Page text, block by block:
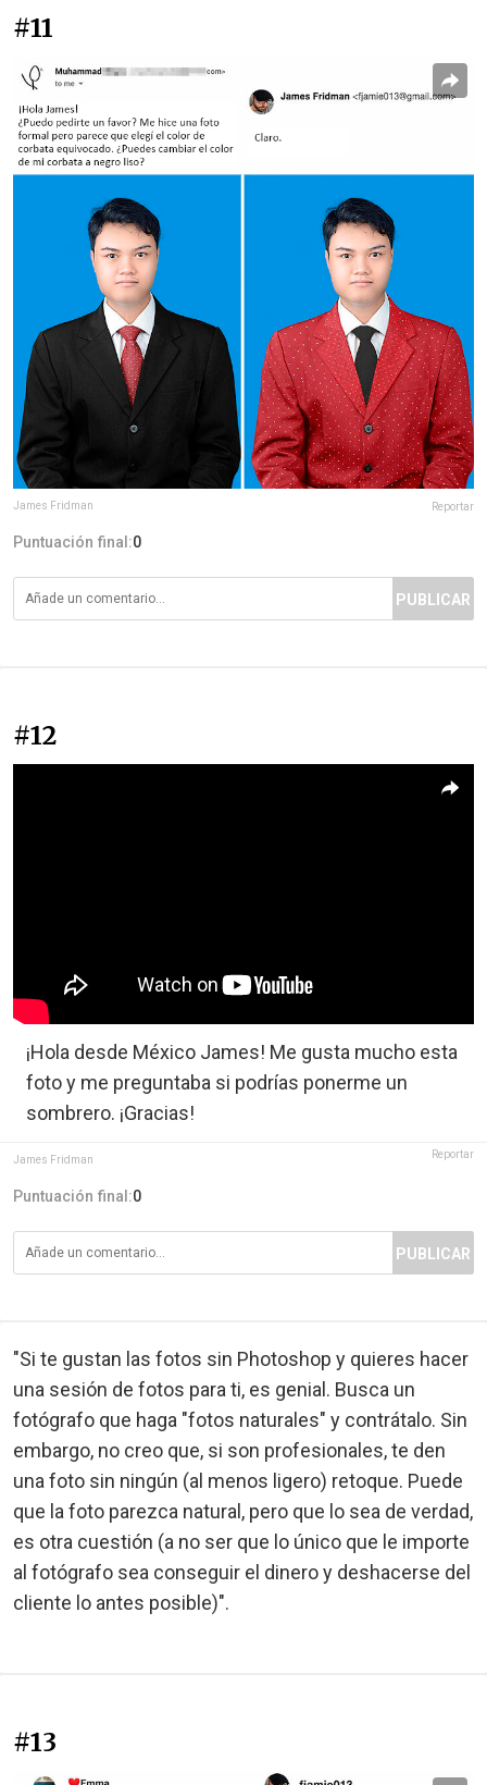
#11
James Fridman Reportar
Puntuación final:0
PUBLICAR
#12
¡Hola desde México James! Me gusta mucho esta
foto y me preguntaba si podrías ponerme un
sombrero. ¡Gracias!
James Fridman Reportar
Puntuación final:0
PUBLICAR
"Si te gustan las fotos sin Photoshop y quieres hacer
una sesión de fotos para ti, es genial. Busca un
fotógrafo que haga "fotos naturales" y contrátalo. Sin
embargo, no creo que, si son profesionales, te den
una foto sin ningún (al menos ligero) retoque. Puede
que la foto parezca natural, pero que lo sea de verdad,
es otra cuestión (a no ser que lo único que le importe
al fotógrafo sea conseguir el dinero y deshacerse del
cliente lo antes posible)".
#13